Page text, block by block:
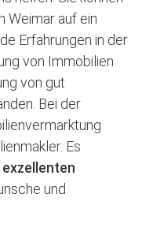
Weimar auf ein
Erfahrungen in der
von Immobilien
von gut
Bei der
Es
und